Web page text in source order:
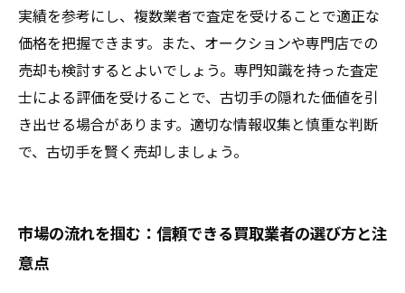
実績を参考にし、複数業者で査定を受けることで適正な
価格を把握できます。また、オークションや専門店での
売却も検討するとよいでしょう。専門知識を持った査定
士による評価を受けることで、古切手の隠れた価値を引
き出せる場合があります。適切な情報収集と慎重な判断
で、古切手を賢く売却しましょう。
市場の流れを掴む：信頼できる買取業者の選び方と注
意点